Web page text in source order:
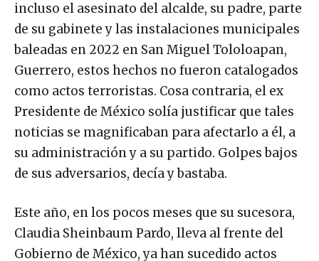
incluso el asesinato del alcalde, su padre, parte
de su gabinete y las instalaciones municipales
baleadas en 2022 en San Miguel Tololoapan,
Guerrero, estos hechos no fueron catalogados
como actos terroristas. Cosa contraria, el ex
Presidente de México solía justificar que tales
noticias se magnificaban para afectarlo a él, a
su administración y a su partido. Golpes bajos
de sus adversarios, decía y bastaba.
Este año, en los pocos meses que su sucesora,
Claudia Sheinbaum Pardo, lleva al frente del
Gobierno de México, ya han sucedido actos